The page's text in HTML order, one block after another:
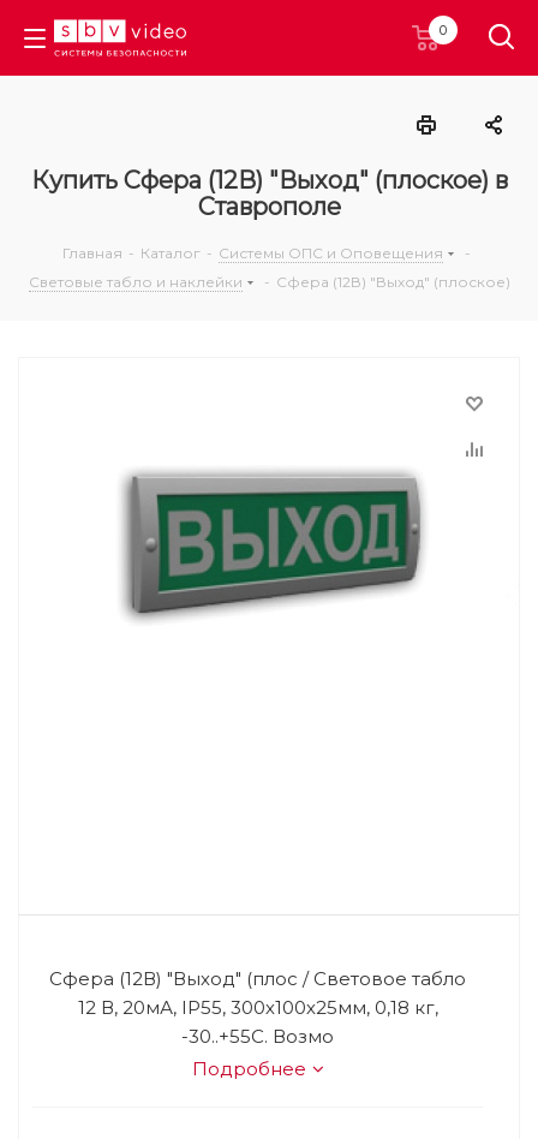
0
Купить Сфера (12В) "Выход" (плоское) в
Ставрополе
Главная - Каталог - Системы ОПС и Оповещения
-
Световые табло и наклейки
- Сфера (12В) "Выход" (плоское)
Сфера (12В) "Выход" (плос / Световое табло
12 В, 20мА, IP55, 300х100х25мм, 0,18 кг,
-30..+55С. Возмо
Подробнее